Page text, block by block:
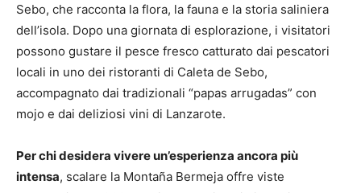
Sebo, che racconta la flora, la fauna e la storia saliniera
dell’isola. Dopo una giornata di esplorazione, i visitatori
possono gustare il pesce fresco catturato dai pescatori
locali in uno dei ristoranti di Caleta de Sebo,
accompagnato dai tradizionali “papas arrugadas” con
mojo e dai deliziosi vini di Lanzarote.
Per chi desidera vivere un’esperienza ancora più
intensa, scalare la Montaña Bermeja offre viste